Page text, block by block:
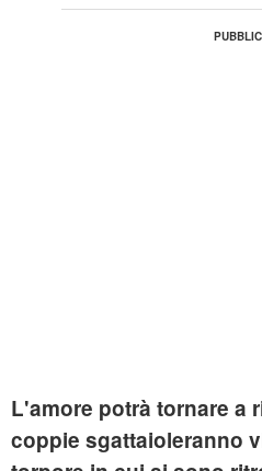
L'amore potrà tornare a
coppie sgattaioleranno